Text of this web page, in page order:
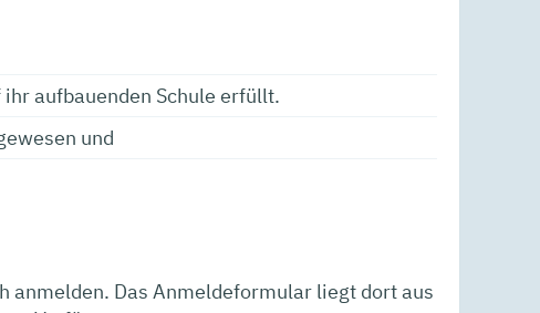
aufbauenden Schule erfüllt.
und
anmelden. Das Anmeldeformular liegt dort aus